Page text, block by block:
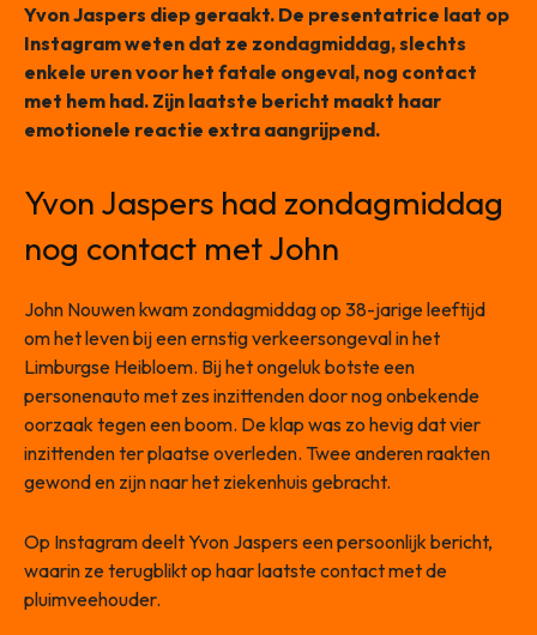
Yvon Jaspers diep geraakt. De presentatrice laat op
Instagram weten dat ze zondagmiddag, slechts
enkele uren voor het fatale ongeval, nog contact
met hem had. Zijn laatste bericht maakt haar
emotionele reactie extra aangrijpend.
Yvon Jaspers had zondagmiddag
nog contact met John
John Nouwen kwam zondagmiddag op 38-jarige leeftijd
om het leven bij een ernstig verkeersongeval in het
Limburgse Heibloem. Bij het ongeluk botste een
personenauto met zes inzittenden door nog onbekende
oorzaak tegen een boom. De klap was zo hevig dat vier
inzittenden ter plaatse overleden. Twee anderen raakten
gewond en zijn naar het ziekenhuis gebracht.
Op Instagram deelt Yvon Jaspers een persoonlijk bericht,
waarin ze terugblikt op haar laatste contact met de
pluimveehouder.